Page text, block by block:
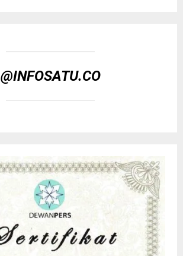
@INFOSATU.CO